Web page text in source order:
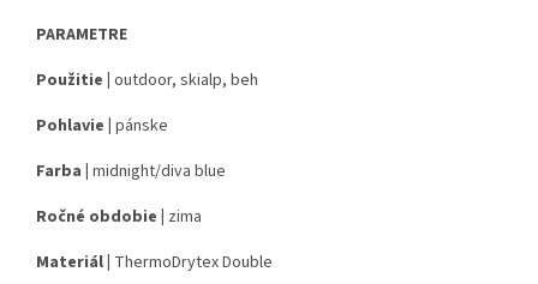
PARAMETRE
Použitie | outdoor, skialp, beh
Pohlavie | pánske
Farba | midnight/diva blue
Ročné obdobie | zima
Materiál | ThermoDrytex Double